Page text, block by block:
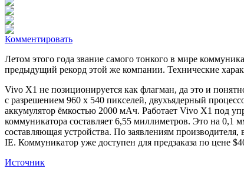
Комментировать
Летом этого года звание самого тонкого в мире
предыдущий рекорд этой же компании. Технические
Vivo X1 не позиционируется как флагман, да это и
с разрешением 960 x 540 пикселей, двухъядерный
аккумулятор ёмкостью 2000 мАч. Работает Vivo X1 под
коммуникатора составляет 6,55 миллиметров. Это на
составляющая устройства. По заявлениям
IE. Коммуникатор уже доступен для предзаказа по цене
Источник